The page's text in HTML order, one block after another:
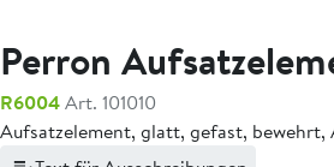
Perron
R6004Art. 101010
Aufsatzelement, glatt, gefast,